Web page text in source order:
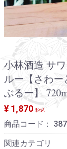
小林酒造 サ
ルー【さわ
ぶるー】
¥ 1,870 税込
商品コード：
関連カテゴリ